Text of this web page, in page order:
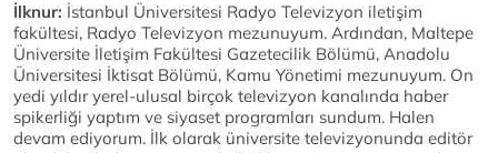
İlknur: İstanbul Üniversitesi Radyo Televizyon iletişim
fakültesi, Radyo Televizyon mezunuyum. Ardından, Maltepe
Üniversite İletişim Fakültesi Gazetecilik Bölümü, Anadolu
Üniversitesi İktisat Bölümü, Kamu Yönetimi mezunuyum. On
yedi yıldır yerel-ulusal birçok televizyon kanalında haber
spikerliği yaptım ve siyaset programları sundum. Halen
devam ediyorum. İlk olarak üniversite televizyonunda editör